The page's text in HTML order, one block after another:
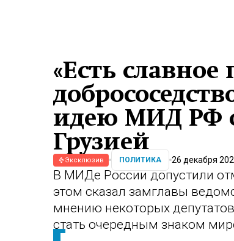
«Есть
идею МИД РФ
Грузией
Эксклюзив ПОЛИТИКА 26 декабря
В МИДе России допустили
этом сказал замглавы
мнению некоторых
стать очередным знаком